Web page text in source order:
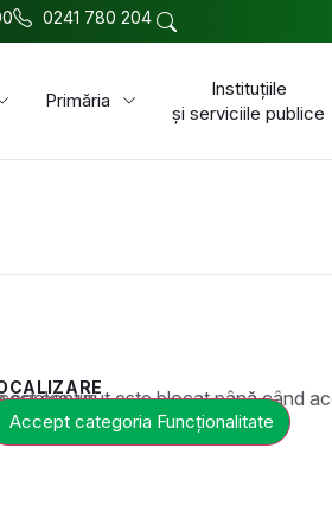
0241 780 204
Primăria
Instituțiile
și serviciile publice
este blocat până când acceptați categoria corespunzătoare de cookie-uri.
Accept categoria Funcționalitate